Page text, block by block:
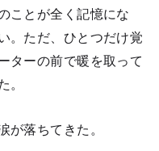
ことが全く記憶にな
。ただ、ひとつだけ覚
ターの前で暖を取って
。
が落ちてきた。